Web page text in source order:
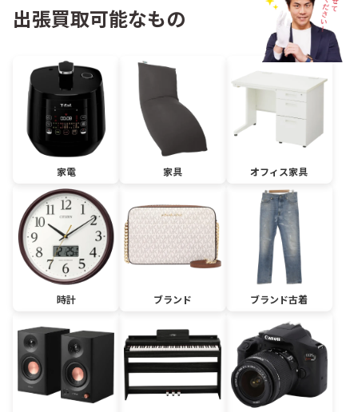
出張買取可能なもの
家電 家具 オフィス家具
時計 ブランド ブランド古着